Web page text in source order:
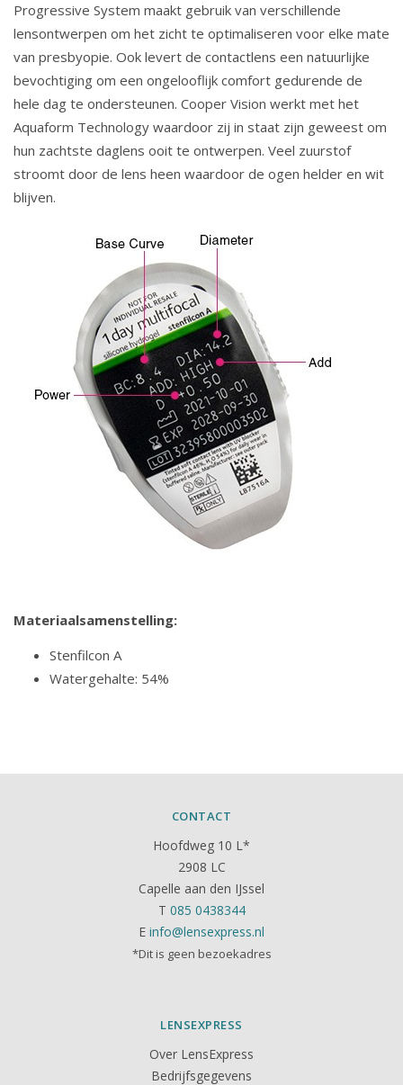
Progressive System maakt gebruik van verschillende
lensontwerpen om het zicht te optimaliseren voor elke mate
van presbyopie. Ook levert de contactlens een natuurlijke
bevochtiging om een ongelooflijk comfort gedurende de
hele dag te ondersteunen. Cooper Vision werkt met het
Aquaform Technology waardoor zij in staat zijn geweest om
hun zachtste daglens ooit te ontwerpen. Veel zuurstof
stroomt door de lens heen waardoor de ogen helder en wit
blijven.
Materiaalsamenstelling:
Stenfilcon A
Watergehalte: 54%
CONTACT
Hoofdweg 10 L*
2908 LC
Capelle aan den IJssel
T 085 0438344
E info@lensexpress.nl
*Dit is geen bezoekadres
LENSEXPRESS
Over LensExpress
Bedrijfsgegevens